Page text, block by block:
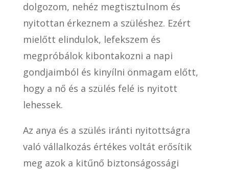
dolgozom, nehéz megtisztulnom és
nyitottan érkeznem a szüléshez. Ezért
mielőtt elindulok, lefekszem és
megpróbálok kibontakozni a napi
gondjaimból és kinyílni önmagam előtt,
hogy a nő és a szülés felé is nyitott
lehessek.
Az anya és a szülés iránti nyitottságra
való vállalkozás értékes voltát erősítik
meg azok a kitűnő biztonságossági